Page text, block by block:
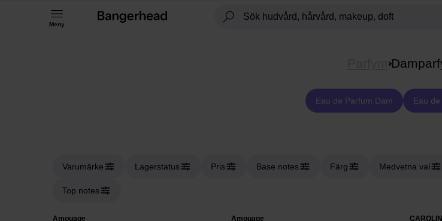
Meny
Eau de Parfum Dam Eau
Varumärke Lagerstatus Pris Base notes Färg Medvetna val
Top notes
Amouage Amouage